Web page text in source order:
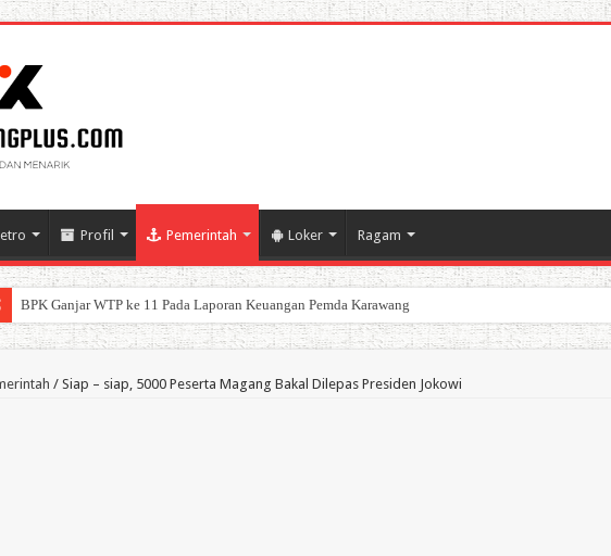
Profil Pemerintah Loker Ragam
BPK Ganjar WTP ke 11 Pada Laporan Keuangan Pemda Karawang
/ Siap – siap, 5000 Peserta Magang Bakal Dilepas Presiden Jokowi